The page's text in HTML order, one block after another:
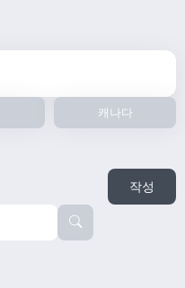
캐나다
작성